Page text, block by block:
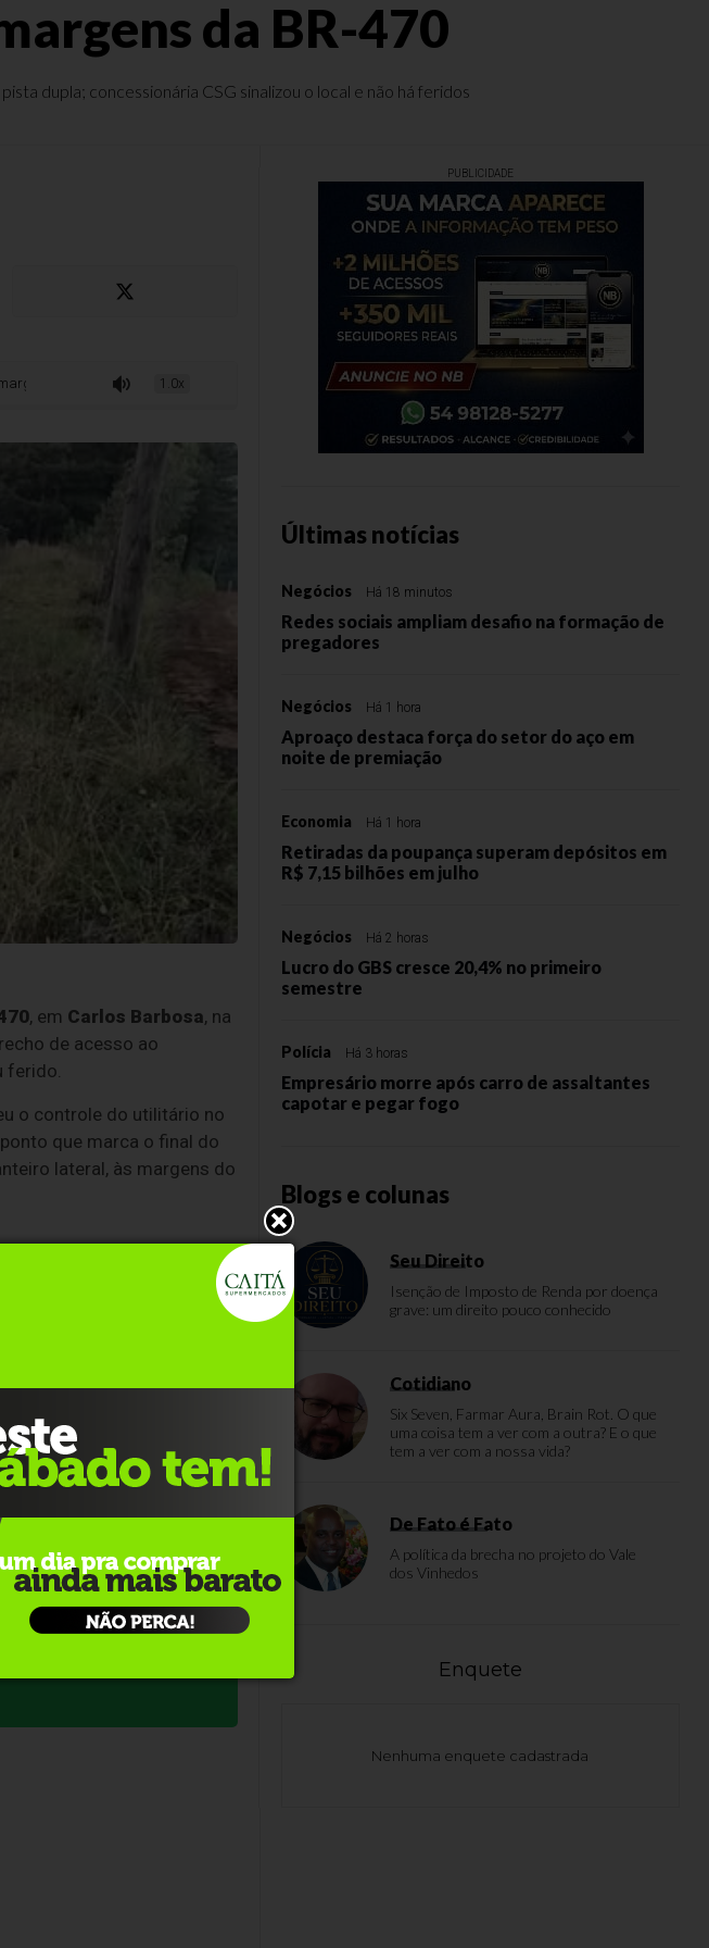
da BR-470
dupla; concessionária CSG sinalizou o local e não há feridos
BR-470 1.0x
, em Carlos Barbosa, na
de acesso ao
ferido.
o controle do utilitário no
que marca o final do
lateral, às margens do
que trafegam na
de grande porte,
da estrutura.
asfáltico, as faixas de
no trecho até o
as manobras de
PUBLICIDADE
Últimas notícias
Negócios Há 18 minutos
Redes sociais ampliam desafio na formação de
pregadores
Negócios Há 1 hora
Aproaço destaca força do setor do aço em
noite de premiação
Economia Há 1 hora
Retiradas da poupança superam depósitos em
R$ 7,15 bilhões em julho
Negócios Há 2 horas
Lucro do GBS cresce 20,4% no primeiro
semestre
Polícia Há 3 horas
Empresário morre após carro de assaltantes
capotar e pegar fogo
Blogs e colunas
Seu Direito
Isenção de Imposto de Renda por doença
grave: um direito pouco conhecido
Cotidiano
Six Seven, Farmar Aura, Brain Rot. O que
uma coisa tem a ver com a outra? E o que
tem a ver com a nossa vida?
De Fato é Fato
A política da brecha no projeto do Vale
dos Vinhedos
Enquete
Nenhuma enquete cadastrada